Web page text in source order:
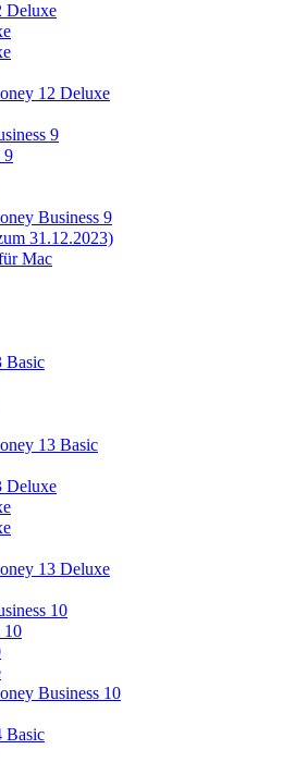
Deluxe
12 Deluxe
9
9
Business 9
31.12.2023)
Mac
Basic
13 Basic
Deluxe
13 Deluxe
10
10
Business 10
Basic